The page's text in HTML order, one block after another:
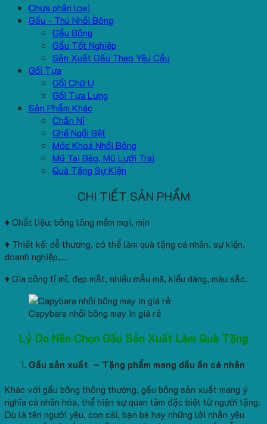
Chưa phân loại
Gấu - Thú Nhồi Bông
Gấu Bông
Gấu Tốt Nghiệp
Sản Xuất Gấu Theo Yêu Cầu
Gối Tựa
Gối Chữ U
Gối Tựa Lưng
Sản Phẩm Khác
Chăn Nỉ
Ghế Ngồi Bệt
Móc Khoá Nhồi Bông
Mũ Tai Bèo, Mũ Lưỡi Trai
Quà Tặng Sự Kiện
CHI TIẾT SẢN PHẨM
♦ Chất liệu: bông lông mềm mại, mịn
♦ Thiết kế: dễ thương, có thể làm quà tặng cá nhân, sự kiện,
doanh nghiệp,…
♦ Gia công tỉ mỉ, đẹp mắt, nhiều mẫu mã, kiểu dáng, màu sắc.
Capybara nhồi bông may in giá rẻ
Lý Do Nên Chọn Gấu Sản Xuất Làm Quà Tặng
Gấu sản xuất – Tặng phẩm mang dấu ấn cá nhân
Khác với gấu bông thông thường, gấu bông sản xuất mang ý
nghĩa cá nhân hóa, thể hiện sự quan tâm đặc biệt từ người tặng.
Dù là tên người yêu, con cái, bạn bè hay những lời nhắn yêu